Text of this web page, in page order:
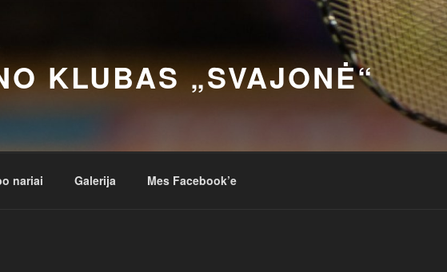
KLUBAS „SVAJONĖ“
nariai Galerija Mes Facebook’e